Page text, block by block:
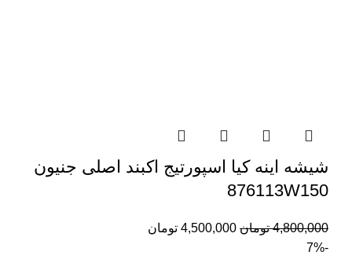
شیشه اینه کیا اسپورتیج اکبند اصلی جنیون
876113W150
4,800,000 تومان 4,500,000 تومان
-7%